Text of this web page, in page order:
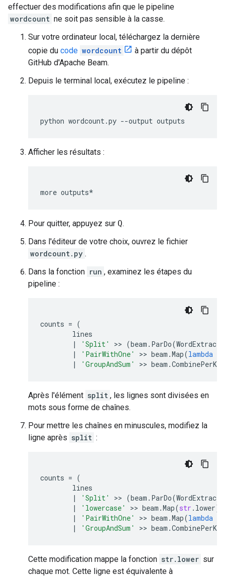
effectuer des modifications afin que le pipeline
wordcount ne soit pas sensible à la casse.
Sur votre ordinateur local, téléchargez la dernière
copie du code wordcount
à partir du dépôt
GitHub d'Apache Beam.
Depuis le terminal local, exécutez le pipeline :
python wordcount.py --output outputs
Afficher les résultats :
more outputs*
Pour quitter, appuyez sur Q.
Dans l'éditeur de votre choix, ouvrez le fichier
wordcount.py .
Dans la fonction run , examinez les étapes du
pipeline :
counts = (
lines
|
'Split' >> (beam . ParDo(
|
'PairWithOne' >> beam .Map(lambda
|
'GroupAndSum' >> beam .CombinePerKey
Après l'élément split , les lignes sont divisées en
mots sous forme de chaînes.
Pour mettre les chaînes en minuscules, modifiez la
ligne après split :
counts = (
lines
|
'Split' >> (beam . ParDo(
|
'lowercase' >> beam .Map(str . lower)
|
'PairWithOne' >> beam .Map(lambda
|
'GroupAndSum' >> beam .CombinePerKey
Cette modification mappe la fonction str.lower sur
chaque mot. Cette ligne est équivalente à